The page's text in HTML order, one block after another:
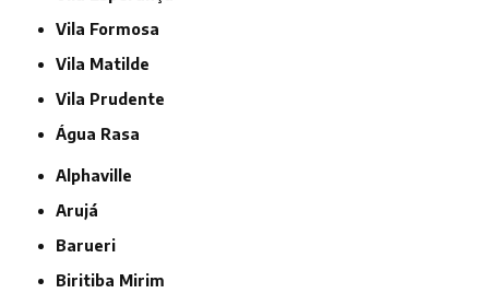
Vila Formosa
Vila Matilde
Vila Prudente
Água Rasa
Alphaville
Arujá
Barueri
Biritiba Mirim